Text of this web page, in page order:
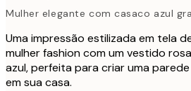
Mulher elegante com casaco azul
Uma impressão estilizada em tela
mulher fashion com um vestido
azul, perfeita para criar uma
em sua casa.